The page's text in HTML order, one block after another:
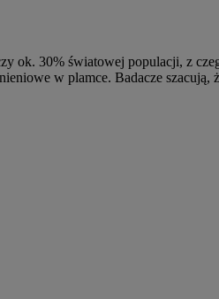
ok. 30% światowej populacji, z
w plamce. Badacze szacują,